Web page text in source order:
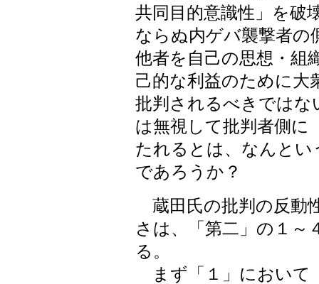
共同目的意識性」を
ならぬ内ゲバ襲撃者
他者を自己の思想・組
己的な利益のために大
批判されるべきでは
は無視して批判者側に
たれるとは、なんとい
であろうか？
蔵田氏の批判の反動
さは、「第二」の１～
る。
まず「１」において